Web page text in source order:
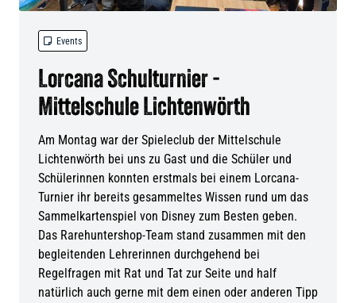
 Events
Lorcana Schulturnier -
Mittelschule Lichtenwörth
Am Montag war der Spieleclub der Mittelschule
Lichtenwörth bei uns zu Gast und die Schüler und
Schülerinnen konnten erstmals bei einem Lorcana-
Turnier ihr bereits gesammeltes Wissen rund um das
Sammelkartenspiel von Disney zum Besten geben.
Das Rarehuntershop-Team stand zusammen mit den
begleitenden Lehrerinnen durchgehend bei
Regelfragen mit Rat und Tat zur Seite und half
natürlich auch gerne mit dem einen oder anderen Tipp